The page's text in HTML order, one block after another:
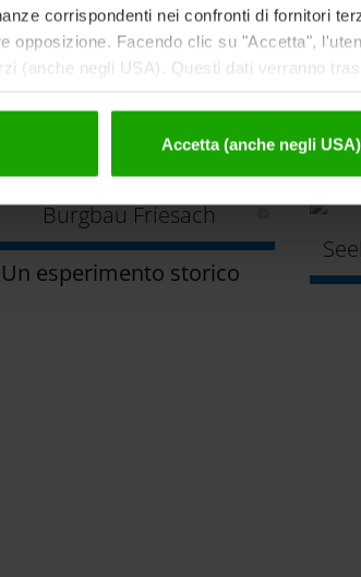
corrispondenti nei confronti di fornitori
opposizione. Facendo clic su "Accetta",
(anche negli USA). Questi dati verranno
Accetta (anche negli USA)
certificato di qualità
Un esperimento storico